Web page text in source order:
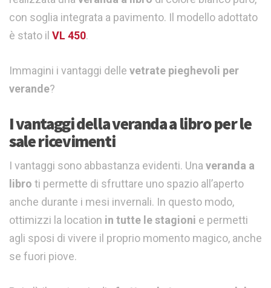
con soglia integrata a pavimento. Il modello adottato
è stato il VL 450.
Immagini i vantaggi delle vetrate pieghevoli per
verande?
I vantaggi della veranda a libro per le
sale ricevimenti
I vantaggi sono abbastanza evidenti. Una veranda a
libro ti permette di sfruttare uno spazio all’aperto
anche durante i mesi invernali. In questo modo,
ottimizzi la location in tutte le stagioni e permetti
agli sposi di vivere il proprio momento magico, anche
se fuori piove.